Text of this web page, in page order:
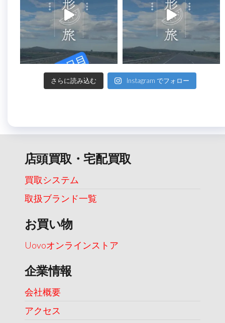
さらに読み込む Instagram でフォロー
店頭買取・宅配買取
買取システム
取扱ブランド一覧
お買い物
Uovoオンラインストア
企業情報
会社概要
アクセス